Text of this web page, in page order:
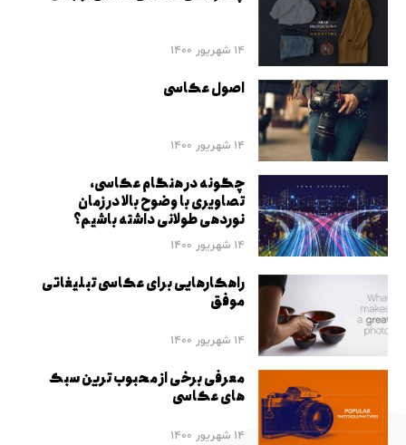
14 شهریور 1400
اصول عکاسی
14 شهریور 1400
چگونه در هنگام عکاسی،
تصاویری با وضوح بالا در زمان
نوردهی طولانی داشته باشیم؟
14 شهریور 1400
راهکارهایی برای عکاسی تبلیغاتی
موفق
14 شهریور 1400
معرفی برخی از محبوب ترین سبک
های عکاسی
14 شهریور 1400